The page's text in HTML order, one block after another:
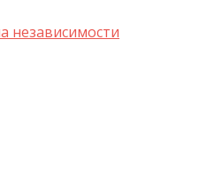
независимости